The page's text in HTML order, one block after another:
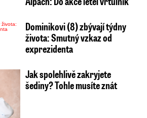
Dominikovi (8) zbývají týdny
života: Smutný vzkaz od
exprezidenta
Jak spolehlivě zakryjete
šediny? Tohle musíte znát